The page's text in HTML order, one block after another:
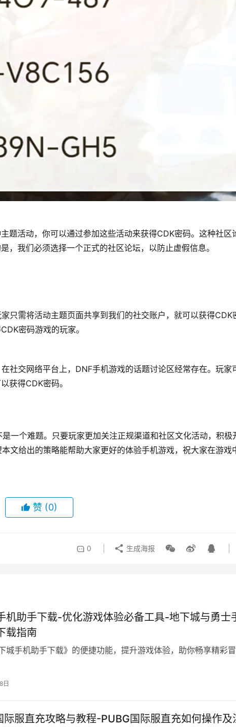
题活动，你可以通过参加这些活动来获得CDK密码。这种社区
，我们必须选择一个正式的社区论坛，以防止虚假信息。
只需将活动主题页面共享到我们的社交账户，就可以获得CDK
密码游戏的玩家。
社交网络平台上，DNF手机游戏的话题讨论区经常存在。玩家
获得CDK密码。
一个难题。只要玩家更加关注正规渠道和社区文化活动，积极
文给出的策略能帮助大家更好的体验手机游戏，祝大家在游戏
赞 (0)
0 生成海报
机助手下载-优化游戏体验必备工具-地下城与勇士
载指南
城手机助手下载》的便捷功能，提升游戏体验，助你畅享精彩冒
日
际服直充攻略与教程-PUBG国际服直充如何操作及